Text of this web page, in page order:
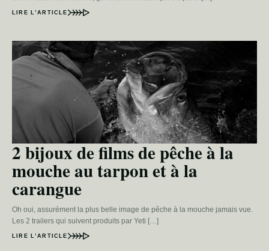
LIRE L’ARTICLE
2 bijoux de films de pêche à la
mouche au tarpon et à la
carangue
Oh oui, assurément la plus belle image de pêche à la mouche jamais vue.
Les 2 trailers qui suivent produits par Yeti […]
LIRE L’ARTICLE